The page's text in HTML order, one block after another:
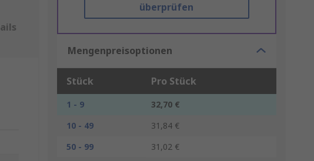
überprüfen
Mengenpreisoptionen
Stück Pro Stück
1 - 9
32,70 €
10 - 49
31,84 €
50 - 99
31,02 €